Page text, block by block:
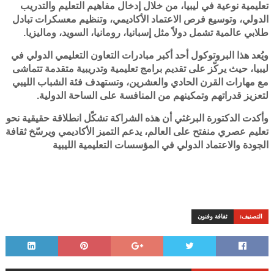
تعليمية نوعية في ليبيا، من خلال إدخال مفاهيم التعليم والتدريب
الدولي، وتوسيع فرص الاعتماد الأكاديمي، وتنظيم معسكرات تبادل
طلابي عالمية تشمل دولاً مثل إسبانيا، رومانيا، السويد، وماليزيا.
ويُعد هذا البروتوكول أحد أكبر مبادرات التعاون التعليمي الدولي في
ليبيا، حيث يركّز على تقديم برامج تعليمية وتدريبية متقدمة تتماشى
مع مهارات القرن الحادي والعشرين، وتستهدف فئة الشباب الليبي
لتعزيز قدراتهم وتمكينهم من المنافسة على الساحة الدولية.
وأكدت الدكتورة البرغثي أن هذه الشراكة تشكّل انطلاقة حقيقية نحو
تعليم عصري منفتح على العالم، يدعم التميز الأكاديمي ويرسّخ ثقافة
الجودة والاعتماد الدولي في المؤسسات التعليمية الليبية
التصنيف: ثقافة وفنون